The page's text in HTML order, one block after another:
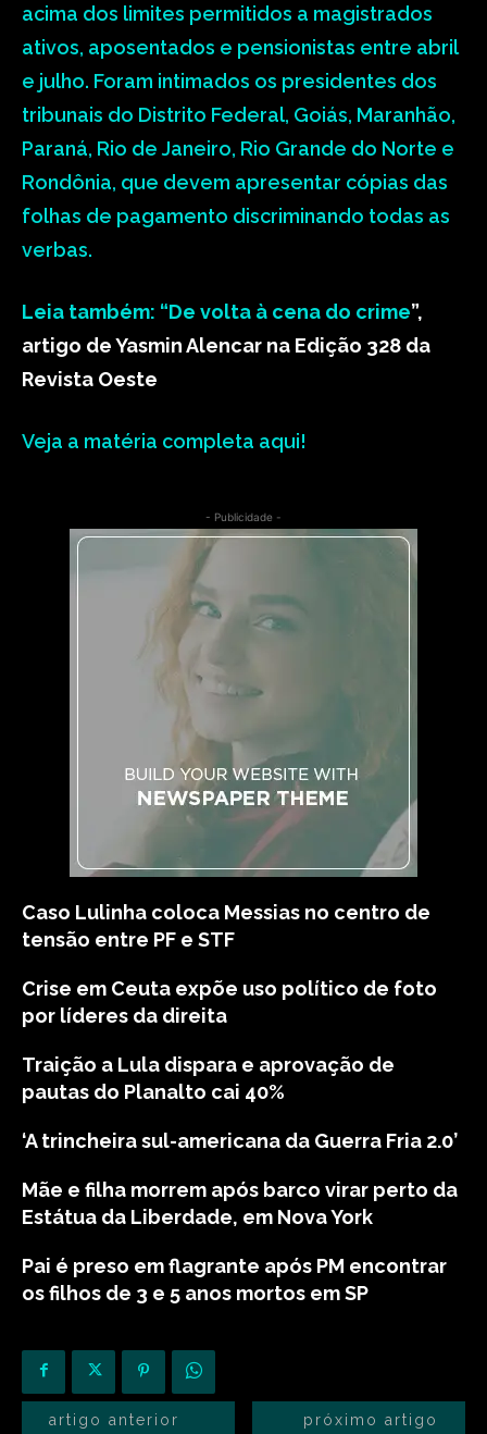
acima dos limites permitidos a magistrados
ativos, aposentados e pensionistas entre abril
e julho. Foram intimados os presidentes dos
tribunais do Distrito Federal, Goiás, Maranhão,
Paraná, Rio de Janeiro, Rio Grande do Norte e
Rondônia, que devem apresentar cópias das
folhas de pagamento discriminando todas as
verbas.
Leia também: “De volta à cena do crime”,
artigo de Yasmin Alencar na Edição 328 da
Revista Oeste
Veja a matéria completa aqui!
- Publicidade -
Caso Lulinha coloca Messias no centro de
tensão entre PF e STF
Crise em Ceuta expõe uso político de foto
por líderes da direita
Traição a Lula dispara e aprovação de
pautas do Planalto cai 40%
‘A trincheira sul-americana da Guerra Fria 2.0’
Mãe e filha morrem após barco virar perto da
Estátua da Liberdade, em Nova York
Pai é preso em flagrante após PM encontrar
os filhos de 3 e 5 anos mortos em SP
artigo anterior próximo artigo